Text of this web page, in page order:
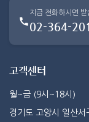
지금 전화하시면 받
02-364-
고객센터
월~금 (9시~18시)
경기도 고양시 일산